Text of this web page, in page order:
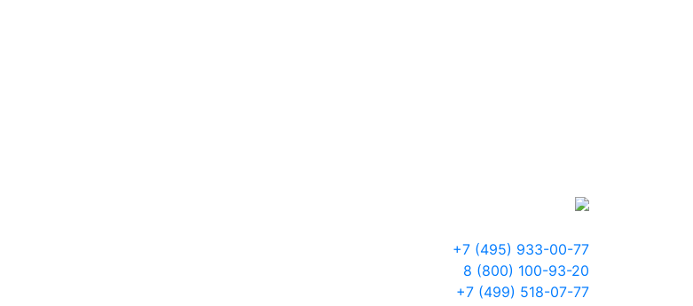
+7 (495) 933-00-77
8 (800) 100-93-20
+7 (499) 518-07-77